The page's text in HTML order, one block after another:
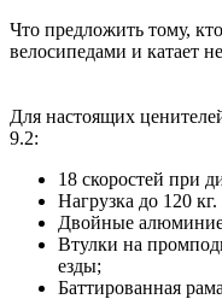
Что предложить тому,
велосипедами и катает
Для настоящих
9.2:
18 скоростей при
Нагрузка до 120
Двойные
Втулки на
езды;
Баттированная